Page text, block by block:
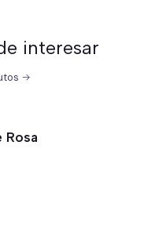
interesar
Rosa